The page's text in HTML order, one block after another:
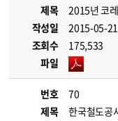
제목
2015년 코
작성일
2015-05-21
조회수
175,533
파일
번호
70
제목
한국철도공